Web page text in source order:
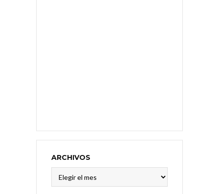
ARCHIVOS